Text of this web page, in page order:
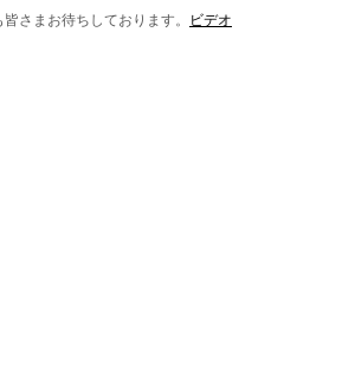
皆さまお待ちしております。 ビデオ